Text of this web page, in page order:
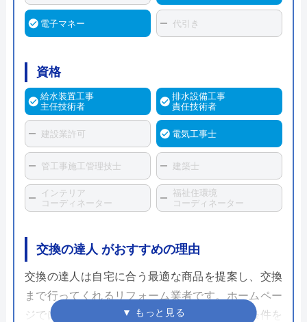
電子マネー 代引き
資格
給水装置工事
主任技術者
排水設備工事
責任技術者
建設業許可 電気工事士
管工事施工管理技士 建築士
インテリア
コーディネーター
福祉住環境
コーディネーター
交換の達人 がおすすめの理由
交換の達人は自宅に合う最適な商品を提案し、交換
まで行ってくれるリフォーム業者です。ホームペー
ジでは今使用している商品の品番や希望する条件を